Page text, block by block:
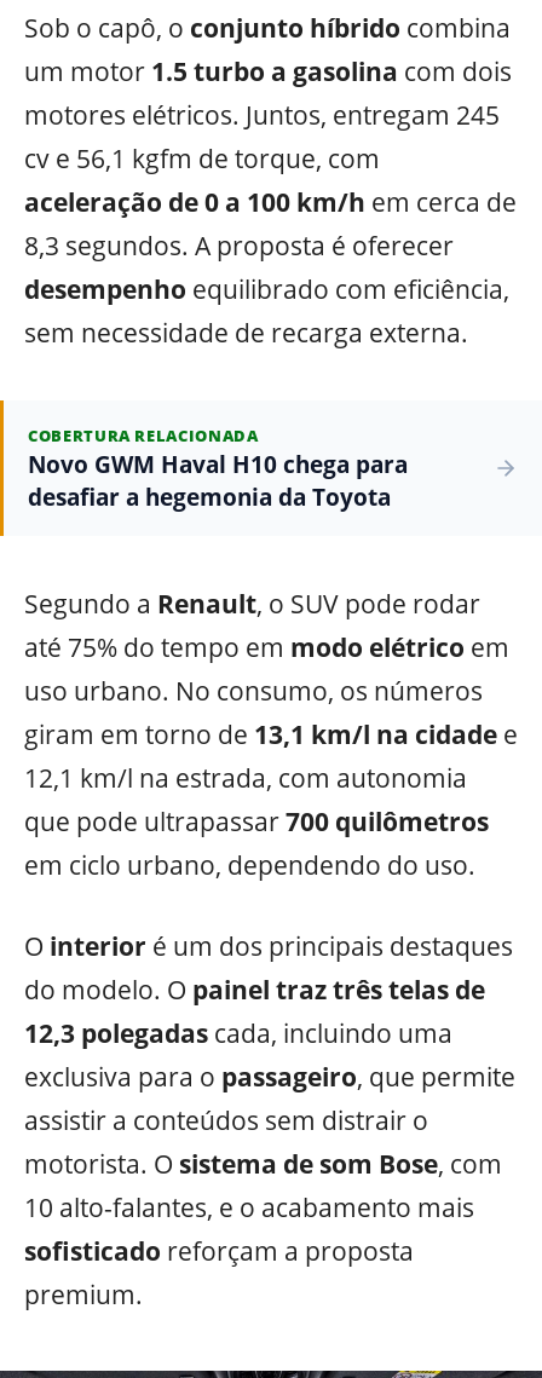
Sob o capô, o conjunto híbrido combina
um motor 1.5 turbo a gasolina com dois
motores elétricos. Juntos, entregam 245
cv e 56,1 kgfm de torque, com
aceleração de 0 a 100 km/h em cerca de
8,3 segundos. A proposta é oferecer
desempenho equilibrado com eficiência,
sem necessidade de recarga externa.
COBERTURA RELACIONADA
Novo GWM Haval H10 chega para
desafiar a hegemonia da Toyota
Segundo a Renault, o SUV pode rodar
até 75% do tempo em modo elétrico em
uso urbano. No consumo, os números
giram em torno de 13,1 km/l na cidade e
12,1 km/l na estrada, com autonomia
que pode ultrapassar700 quilômetros
em ciclo urbano, dependendo do uso.
O interior é um dos principais destaques
do modelo. O painel traz três telas de
12,3 polegadas cada, incluindo uma
exclusiva para o passageiro, que permite
assistir a conteúdos sem distrair o
motorista. O sistema de som Bose, com
10 alto-falantes, e o acabamento mais
sofisticado reforçam a proposta
premium.